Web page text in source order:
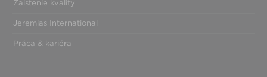
Zaistenie kvality
Jeremias International
Práca & kariéra